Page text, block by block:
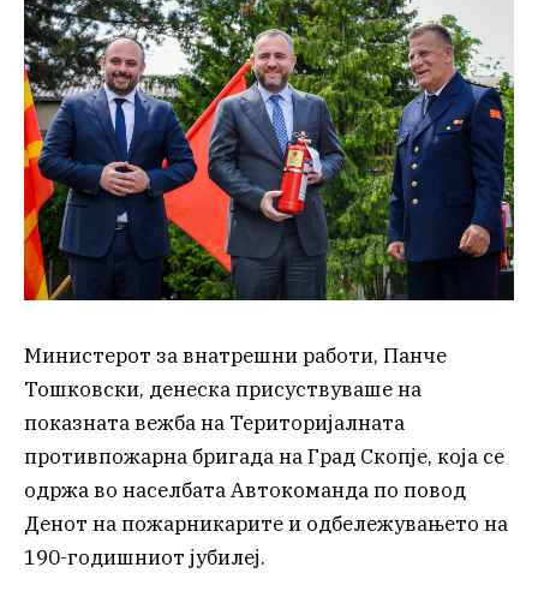
Министерот за внатрешни работи, Панче
Тошковски, денеска присуствуваше на
показната вежба на Територијалната
противпожарна бригада на Град Скопје, која се
одржа во населбата Автокоманда по повод
Денот на пожарникарите и одбележувањето на
190-годишниот јубилеј.